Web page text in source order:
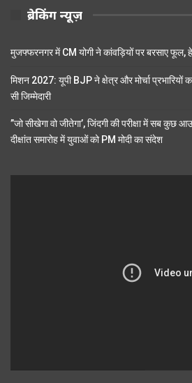
ब्रेकिंग न्यूज़
मुजफ्फरनगर में CM योगी ने कांवड़ियों पर बरसाए फूल,
मिशन 2027: यूपी BJP ने क्षेत्र और मोर्चा प्रभारियों
सी जिम्मेदारी
”जो सीखेगा वो जीतेगा’, जिंदगी की परीक्षा में सब
दीक्षांत समारोह में युवाओं को PM मोदी का संदेश